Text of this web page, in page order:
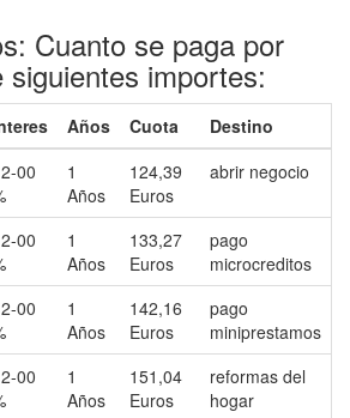
Cuanto se paga por
siguientes importes:
Años Cuota
Destino
00
1
Años
124,39
Euros
abrir negocio
00
1
Años
133,27
Euros
pago
microcreditos
00
1
Años
142,16
Euros
pago
miniprestamos
00
1
Años
151,04
Euros
reformas del
hogar